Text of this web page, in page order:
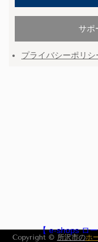
サポ
プライバシーポリシ
【 e-shops ロ
Copyright © 所沢市のホ